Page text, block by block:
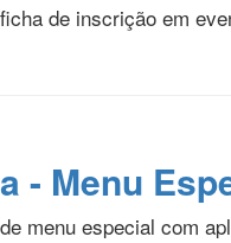
de inscrição em
- Menu
menu especial com